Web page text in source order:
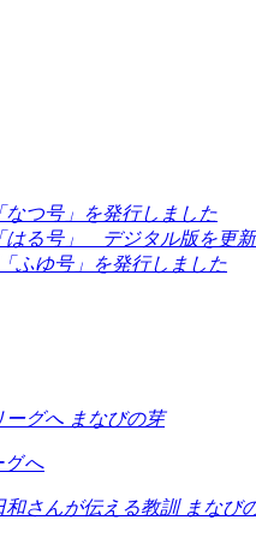
なつ号」を発行しました
はる号」 デジタル版を更
ふゆ号」を発行しました
まなびの芽
グへ
まなび